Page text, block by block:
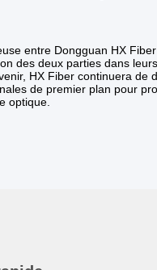
entre Dongguan HX
des deux parties dans
HX Fiber continuera de
de premier plan pour
optique.